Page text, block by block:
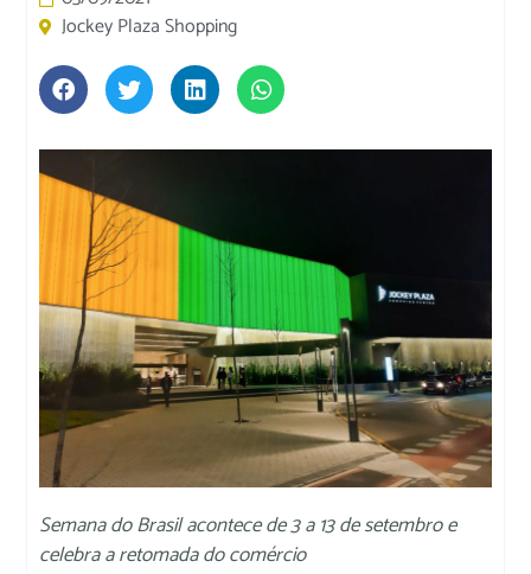
Jockey Plaza Shopping
Semana do Brasil acontece de 3 a 13 de setembro e
celebra a retomada do comércio